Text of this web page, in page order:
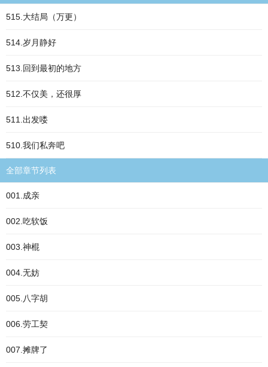
515.大结局（万更）
514.岁月静好
513.回到最初的地方
512.不仅美，还很厚
511.出发喽
510.我们私奔吧
全部章节列表
001.成亲
002.吃软饭
003.神棍
004.无妨
005.八字胡
006.劳工契
007.摊牌了